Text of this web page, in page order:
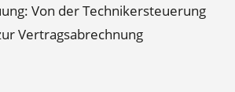
Von der Technikersteuerung
Vertragsabrechnung